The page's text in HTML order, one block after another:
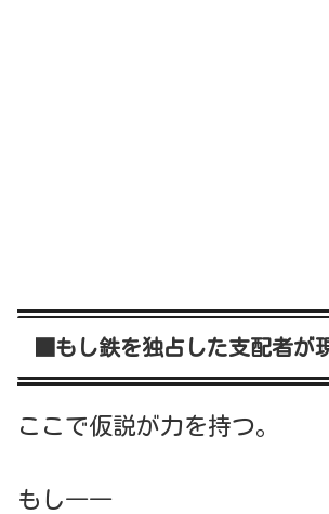
■もし鉄を独占した支配者が
ここで仮説が力を持つ。
もし――